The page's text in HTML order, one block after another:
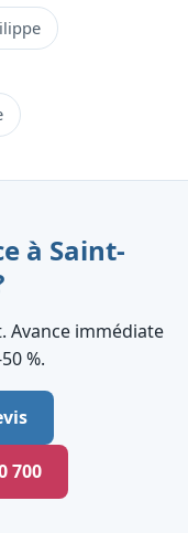
à Saint-
Avance immédiate
%.
700